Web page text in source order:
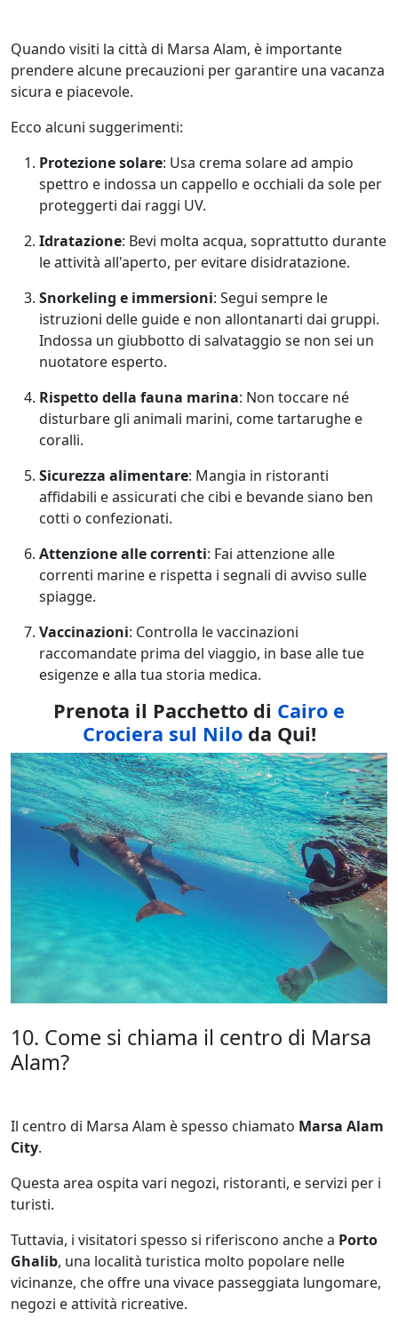
Quando visiti la città di Marsa Alam, è importante
prendere alcune precauzioni per garantire una vacanza
sicura e piacevole.
Ecco alcuni suggerimenti:
Protezione solare: Usa crema solare ad ampio
spettro e indossa un cappello e occhiali da sole per
proteggerti dai raggi UV.
Idratazione: Bevi molta acqua, soprattutto durante
le attività all'aperto, per evitare disidratazione.
Snorkeling e immersioni: Segui sempre le
istruzioni delle guide e non allontanarti dai gruppi.
Indossa un giubbotto di salvataggio se non sei un
nuotatore esperto.
Rispetto della fauna marina: Non toccare né
disturbare gli animali marini, come tartarughe e
coralli.
Sicurezza alimentare: Mangia in ristoranti
affidabili e assicurati che cibi e bevande siano ben
cotti o confezionati.
Attenzione alle correnti: Fai attenzione alle
correnti marine e rispetta i segnali di avviso sulle
spiagge.
Vaccinazioni: Controlla le vaccinazioni
raccomandate prima del viaggio, in base alle tue
esigenze e alla tua storia medica.
Prenota il Pacchetto di Cairo e
Crociera sul Niloda Qui!
10. Come si chiama il centro di Marsa
Alam?
Il centro di Marsa Alam è spesso chiamato Marsa Alam
City.
Questa area ospita vari negozi, ristoranti, e servizi per i
turisti.
Tuttavia, i visitatori spesso si riferiscono anche a Porto
Ghalib, una località turistica molto popolare nelle
vicinanze, che offre una vivace passeggiata lungomare,
negozi e attività ricreative.